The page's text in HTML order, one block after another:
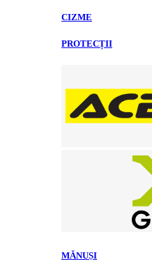
CIZME
PROTECȚII
MĂNUȘI